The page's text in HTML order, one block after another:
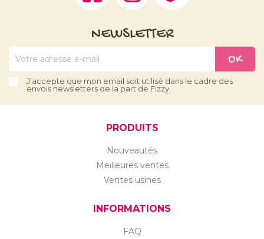
NEWSLETTER
J’accepte que mon email soit utilisé dans le cadre des
envois newsletters de la part de Fizzy.
PRODUITS
Nouveautés
Meilleures ventes
Ventes usines
INFORMATIONS
FAQ